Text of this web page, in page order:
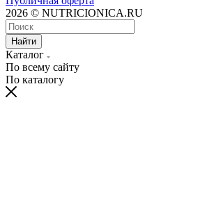
2026 © NUTRICIONICA.RU
Найти
Каталог
По всему сайту
По каталогу